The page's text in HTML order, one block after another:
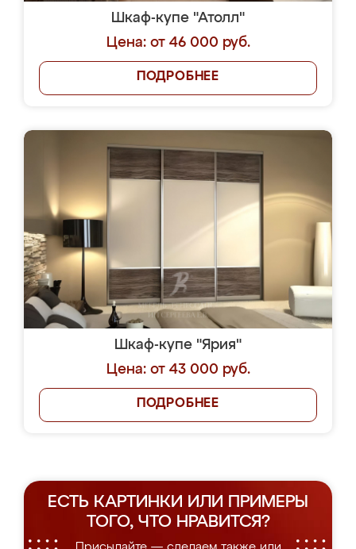
Шкаф-купе "Атолл"
Цена: от 46 000 руб.
ПОДРОБНЕЕ
Шкаф-купе "Ярия"
Цена: от 43 000 руб.
ПОДРОБНЕЕ
ЕСТЬ КАРТИНКИ ИЛИ ПРИМЕРЫ
ТОГО, ЧТО НРАВИТСЯ?